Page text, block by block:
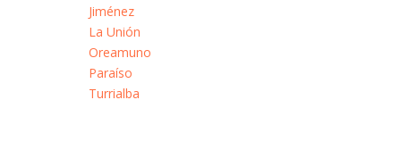
Jiménez
La Unión
Oreamuno
Paraíso
Turrialba